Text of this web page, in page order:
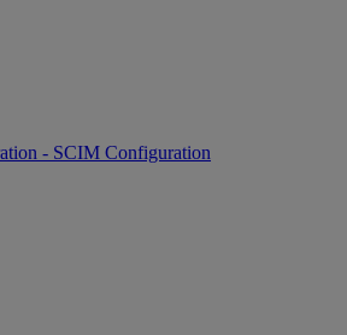
- SCIM Configuration